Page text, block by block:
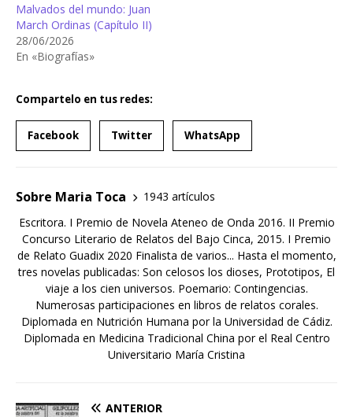
Malvados del mundo: Juan
March Ordinas (Capítulo II)
28/06/2026
En «Biografías»
Compartelo en tus redes:
Facebook Twitter WhatsApp
Sobre Maria Toca
1943 artículos
Escritora. I Premio de Novela Ateneo de Onda 2016. II Premio
Concurso Literario de Relatos del Bajo Cinca, 2015. I Premio
de Relato Guadix 2020 Finalista de varios... Hasta el momento,
tres novelas publicadas: Son celosos los dioses, Prototipos, El
viaje a los cien universos. Poemario: Contingencias.
Numerosas participaciones en libros de relatos corales.
Diplomada en Nutrición Humana por la Universidad de Cádiz.
Diplomada en Medicina Tradicional China por el Real Centro
Universitario María Cristina
ANTERIOR